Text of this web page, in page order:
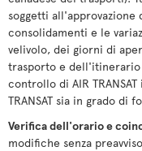
soggetti
consolidamenti e le
velivolo, dei giorni di
trasporto e dell'itinerario
controllo di AIR
TRANSAT sia in grado di
Verifica dell'orario e
modifiche senza